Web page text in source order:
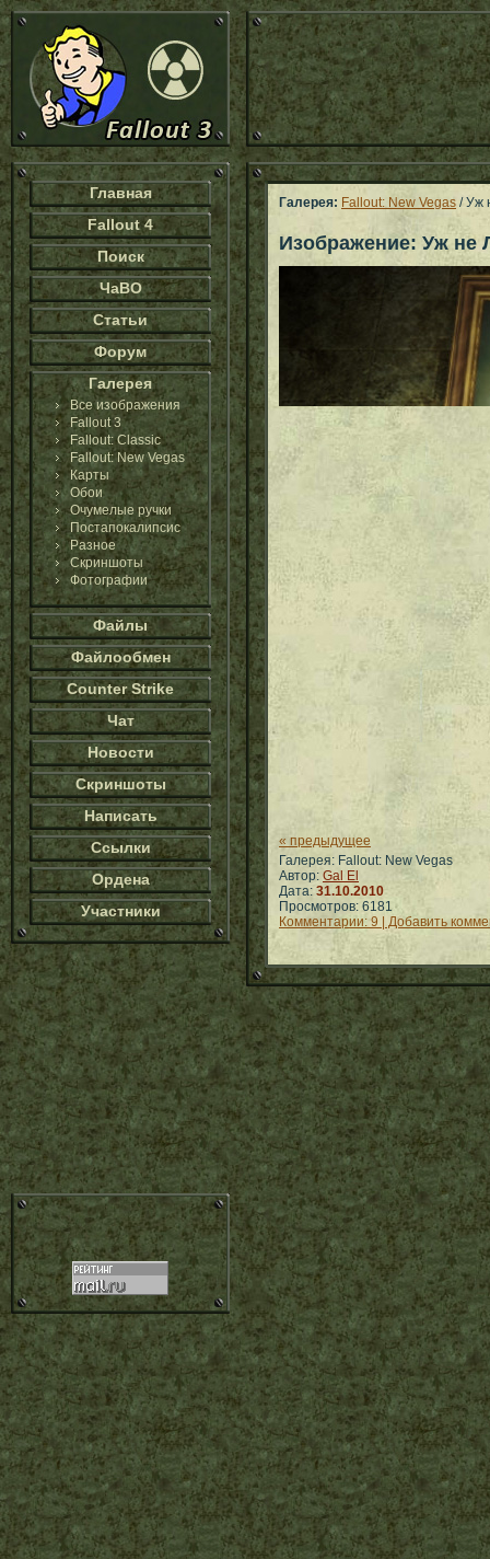
Главная
Fallout 4
Поиск
ЧаВО
Статьи
Форум
Галерея
Все изображения
Fallout 3
Fallout: Classic
Fallout: New Vegas
Карты
Обои
Очумелые ручки
Постапокалипсис
Разное
Скриншоты
Фотографии
Файлы
Файлообмен
Counter Strike
Чат
Новости
Скриншоты
Написать
Ссылки
Ордена
Участники
Галерея: Fallout: New Vegas / Уж
Изображение: Уж не
« предыдущее
Галерея: Fallout: New Vegas
Автор: Gal El
Дата: 31.10.2010
Просмотров: 6181
Комментарии: 9 | Добавить